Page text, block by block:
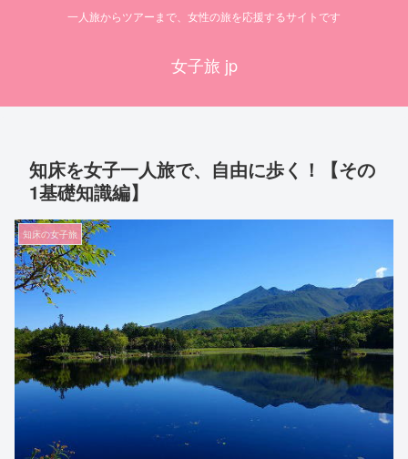
一人旅からツアーまで、女性の旅を応援するサイトです
女子旅 jp
知床を女子一人旅で、自由に歩く！【その
1基礎知識編】
知床の女子旅